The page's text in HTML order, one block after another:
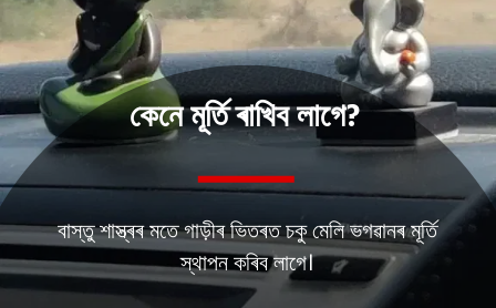
বাস্তু শাস্ত্ৰৰ মতে গাড়ীৰ ভিতৰত চকু মেলি ভগৱানৰ মূৰ্তি
স্থাপন কৰিব লাগে।
কেনে মূৰ্তি ৰাখিব লাগে?